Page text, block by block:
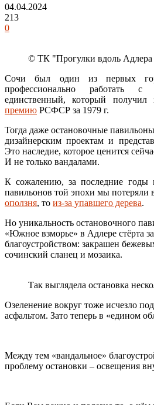
04.04.2024
213
0
© ТК "Прогулки вдоль Адлера
Сочи был один из первых
профессионально работать
единственный, который получил
премию РСФСР за 1979 г.
Тогда даже остановочные
дизайнерским проектам и
Это наследие, которое ценится
И не только вандалами.
К сожалению, за последние годы
павильонов той эпохи мы потеряли
оползня, то из-за упавшего дерева.
Но уникальность остановочного
«Южное взморье» в Адлере стёрта
благоустройством: закрашен
сочинский сланец и мозаика.
Так выглядела остановка
Озеленение вокруг тоже исчезло
асфальтом. Зато теперь в «едином
Между тем «вандальное»
проблему остановки – освещения